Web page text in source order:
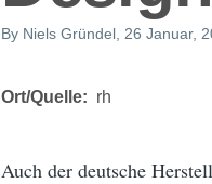
By Niels Gründel , 26 Januar,
Ort/Quelle rh
Auch der deutsche